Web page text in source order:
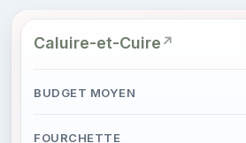
Caluire-et-Cuire